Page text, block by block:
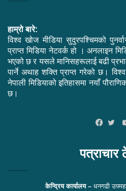
हाम्रो बारे:
विश्व खोज मीडिया सुदुरपश्चिमको
प्राप्त मिडिया नेटवर्क हो । अनलाइन
भएको छ र यसले मानिसहरूलाई बढी
पार्ने अथाह शक्ति प्राप्त गरेको छ।
नेपाली मिडियाको इतिहासमा नयाँ
छ।
पत्राचार
केन्द्रिय कार्यालय –धनगढी